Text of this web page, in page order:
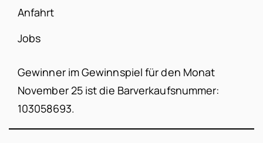
Anfahrt
Jobs
Gewinner im Gewinnspiel für den Monat
November 25 ist die Barverkaufsnummer:
103058693.